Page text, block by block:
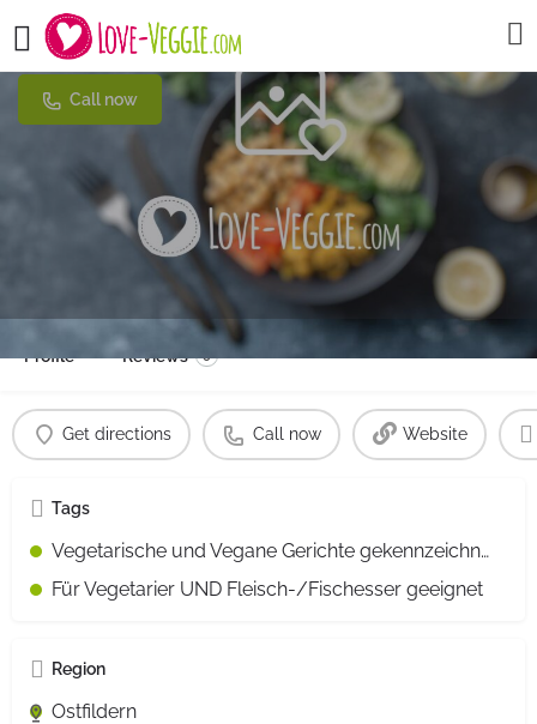
Beituti
Call now
Profile Reviews 0
Get directions Call now Website
Tags
Vegetarische und Vegane Gerichte gekennzeichnet
Für Vegetarier UND Fleisch-/Fischesser geeignet
Region
Ostfildern